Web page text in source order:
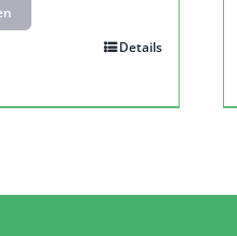
Details